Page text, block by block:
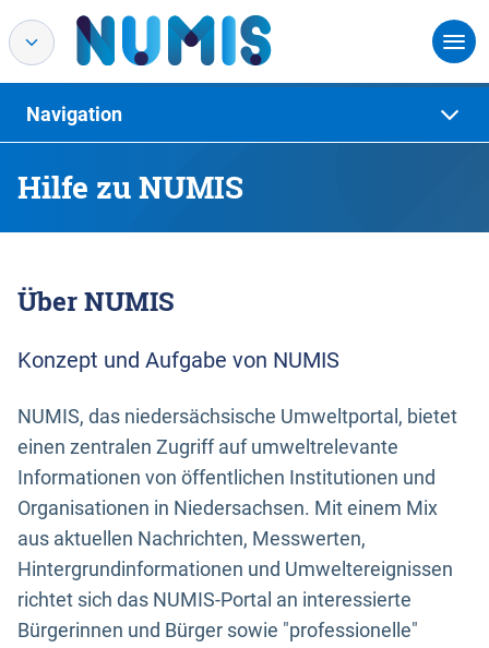
Hilfe zu NUMIS
Navigation
Über NUMIS
Konzept und Aufgabe von NUMIS
NUMIS, das niedersächsische Umweltportal, bietet
einen zentralen Zugriff auf umweltrelevante
Informationen von öffentlichen Institutionen und
Organisationen in Niedersachsen. Mit einem Mix
aus aktuellen Nachrichten, Messwerten,
Hintergrundinformationen und Umweltereignissen
richtet sich das NUMIS-Portal an interessierte
Bürgerinnen und Bürger sowie "professionelle"